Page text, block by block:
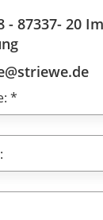
- 87337- 20
*